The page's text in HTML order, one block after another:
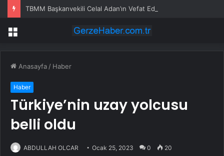
Menü
Anasayfa / Haber
Haber
Türkiye’nin uzay yolcusu
belli oldu
ABDULLAH OLCAR Ocak 25, 2023 0 20